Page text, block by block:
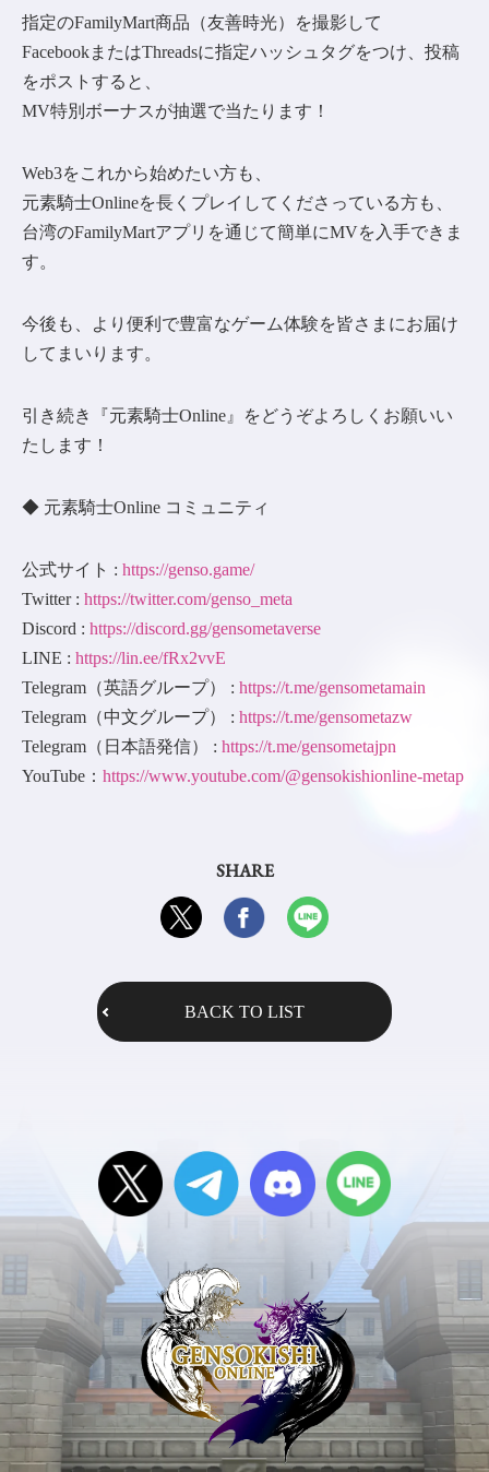
指定のFamilyMart商品（友善時光）を撮影して
FacebookまたはThreadsに指定ハッシュタグをつけ、投稿
をポストすると、
MV特別ボーナスが抽選で当たります！
Web3をこれから始めたい方も、
元素騎士Onlineを長くプレイしてくださっている方も、
台湾のFamilyMartアプリを通じて簡単にMVを入手できま
す。
今後も、より便利で豊富なゲーム体験を皆さまにお届け
してまいります。
引き続き『元素騎士Online』をどうぞよろしくお願いい
たします！
◆ 元素騎士Online コミュニティ
公式サイト : https://genso.game/
Twitter : https://twitter.com/genso_meta
Discord : https://discord.gg/gensometaverse
LINE : https://lin.ee/fRx2vvE
Telegram（英語グループ） : https://t.me/gensometamain
Telegram（中文グループ） : https://t.me/gensometazw
Telegram（日本語発信） : https://t.me/gensometajpn
YouTube： https://www.youtube.com/@gensokishionline-metap
SHARE
BACK TO LIST